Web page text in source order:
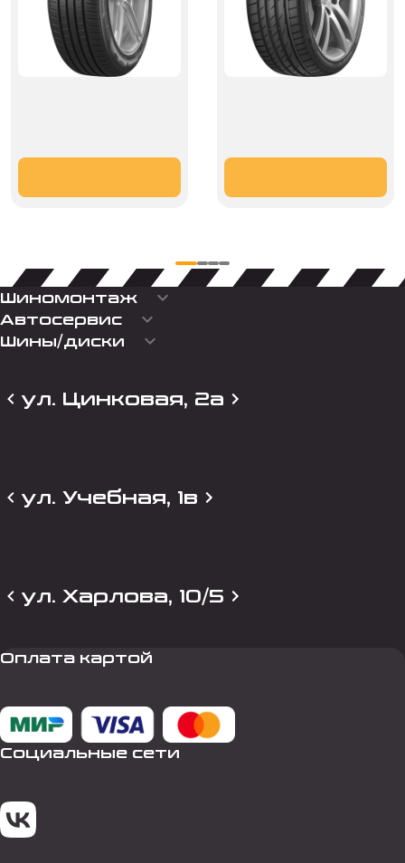
Шиномонтаж keyboard_arrow_down
Автосервис keyboard_arrow_down
Шины/диски keyboard_arrow_down
ул. Цинковая, 2а
ул. Учебная, 1в
ул. Харлова, 10/5
Оплата картой
Социальные сети